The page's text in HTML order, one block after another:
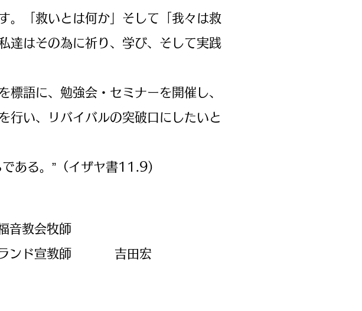
。「救いとは何か」そして「我々は救
達はその為に祈り、学び、そして実践
語に、勉強会・セミナーを開催し、
行い、リバイバルの突破口にしたいと
ある。”（イザヤ書11.9)
福音教会牧師
ンド宣教師
吉田宏